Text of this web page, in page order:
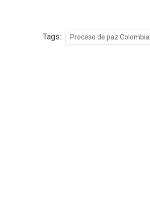
Tags: Proceso de paz Colombia